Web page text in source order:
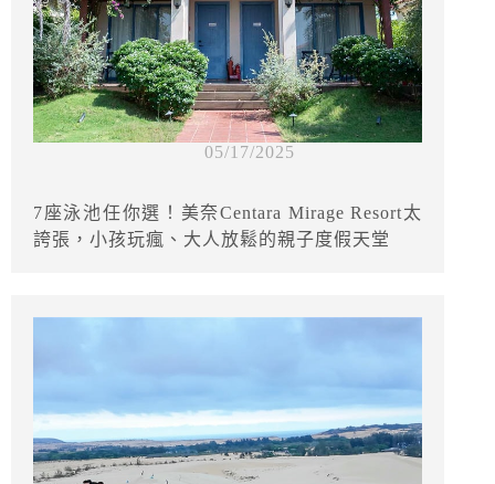
05/17/2025
7座泳池任你選！美奈Centara Mirage Resort太
誇張，小孩玩瘋、大人放鬆的親子度假天堂